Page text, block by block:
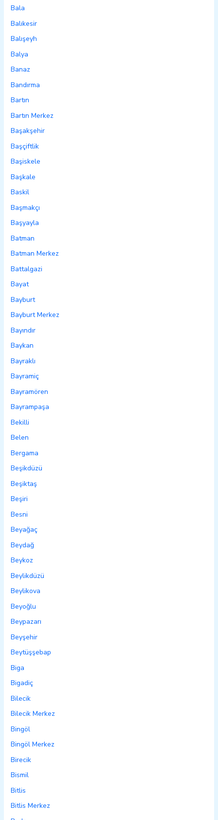
Bala
Balıkesir
Balışeyh
Balya
Banaz
Bandırma
Bartın
Bartın Merkez
Başakşehir
Başçiftlik
Başiskele
Başkale
Baskil
Başmakçı
Başyayla
Batman
Batman Merkez
Battalgazi
Bayat
Bayburt
Bayburt Merkez
Bayındır
Baykan
Bayraklı
Bayramiç
Bayramören
Bayrampaşa
Bekilli
Belen
Bergama
Beşikdüzü
Beşiktaş
Beşiri
Besni
Beyağaç
Beydağ
Beykoz
Beylikdüzü
Beylikova
Beyoğlu
Beypazarı
Beyşehir
Beytüşşebap
Biga
Bigadiç
Bilecik
Bilecik Merkez
Bingöl
Bingöl Merkez
Birecik
Bismil
Bitlis
Bitlis Merkez